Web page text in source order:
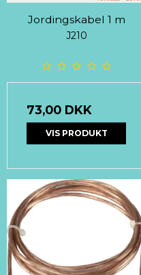
Jordingskabel 1 m
J210
73,00 DKK
VIS PRODUKT